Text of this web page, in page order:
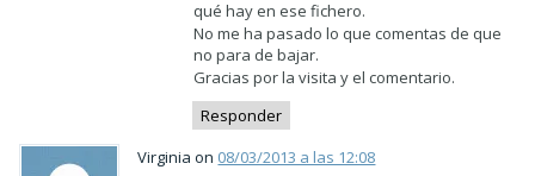
qué hay en ese fichero.
No me ha pasado lo que comentas de que
no para de bajar.
Gracias por la visita y el comentario.
Responder
Virginia on 08/03/2013 a las 12:08